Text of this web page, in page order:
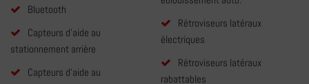
Bluetooth
Capteurs d'aide au
stationnement arrière
Capteurs d'aide au
Rétroviseurs latéraux
électriques
Rétroviseurs latéraux
rabattables